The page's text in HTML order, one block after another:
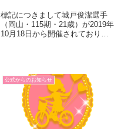
標記につきまして城戸俊潔選手
（岡山・115期・21歳）が2019年
10月18日から開催されておりま
別昇班いたしま...
公式からのお知らせ